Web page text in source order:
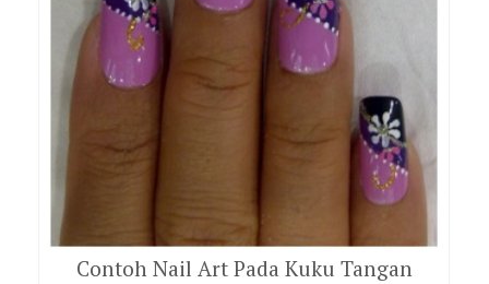
Contoh Nail Art Pada Kuku Tangan